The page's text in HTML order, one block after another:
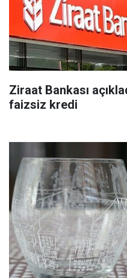
Ziraat Bankası
faizsiz kredi